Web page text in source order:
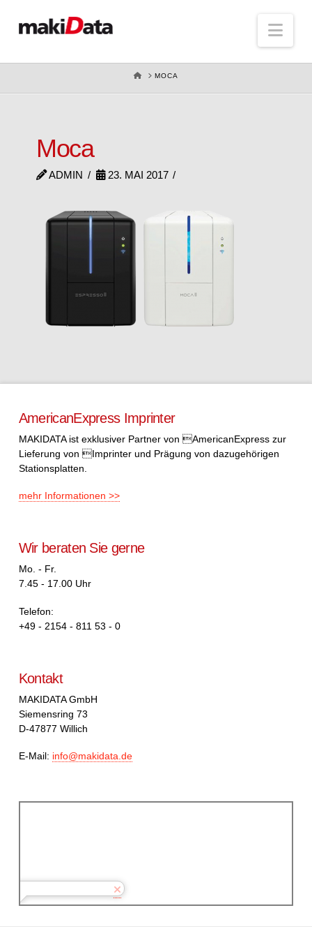
HOMEMOCA
Moca
ADMIN 23. MAI 2017
AmericanExpress Imprinter
MAKIDATA ist exklusiver Partner von AmericanExpress zur
Lieferung von Imprinter und Prägung von dazugehörigen
Stationsplatten.
mehr Informationen >>
Wir beraten Sie gerne
Mo. - Fr.
7.45 - 17.00 Uhr
Telefon:
+49 - 2154 - 811 53 - 0
Kontakt
MAKIDATA GmbH
Siemensring 73
D-47877 Willich
E-Mail: info@makidata.de